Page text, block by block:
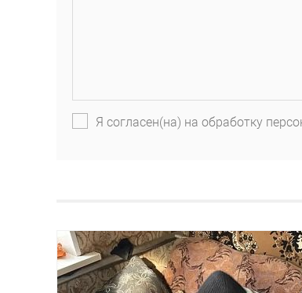
Я согласен(на) на обработку